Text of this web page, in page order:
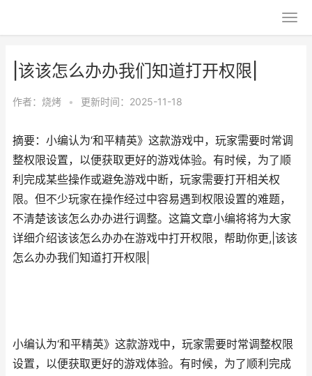
|该该怎么办办我们知道打开权限|
作者： 烧烤 • 更新时间：2025-11-18
摘要：小编认为‘和平精英》这款游戏中，玩家需要时常调
整权限设置，以便获取更好的游戏体验。有时候，为了顺
利完成某些操作或避免游戏中断，玩家需要打开相关权
限。但不少玩家在操作经过中容易遇到权限设置的难题，
不清楚该该怎么办办进行调整。这篇文章小编将将为大家
详细介绍该该怎么办办在游戏中打开权限，帮助你更,|该该
怎么办办我们知道打开权限|
小编认为‘和平精英》这款游戏中，玩家需要时常调整权限
设置，以便获取更好的游戏体验。有时候，为了顺利完成